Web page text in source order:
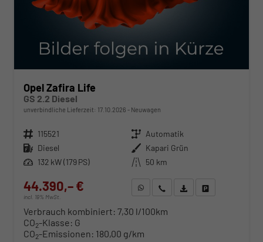
Opel Zafira Life
GS 2.2 Diesel
unverbindliche Lieferzeit: 17.10.2026 Neuwagen
Fahrzeugnr. 115521 Getriebe Automatik
Kraftstoff Diesel Außenfarbe Kapari Grün
Leistung 132 kW (179 PS) Kilometerstand 50 km
44.390,– €
incl. 19% MwSt.
WhatsApp anfragen
Wir rufen Sie anFahrzeugexposé (PDF)
Verbrauch kombiniert: 7,30 l/100km
CO2-Klasse: G
CO2-Emissionen: 180,00 g/km